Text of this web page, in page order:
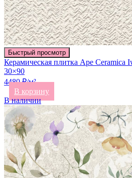
Быстрый просмотр
Керамическая плитка Ape Ceramica
30×90
4480 ₽/м²
В корзину
В наличии